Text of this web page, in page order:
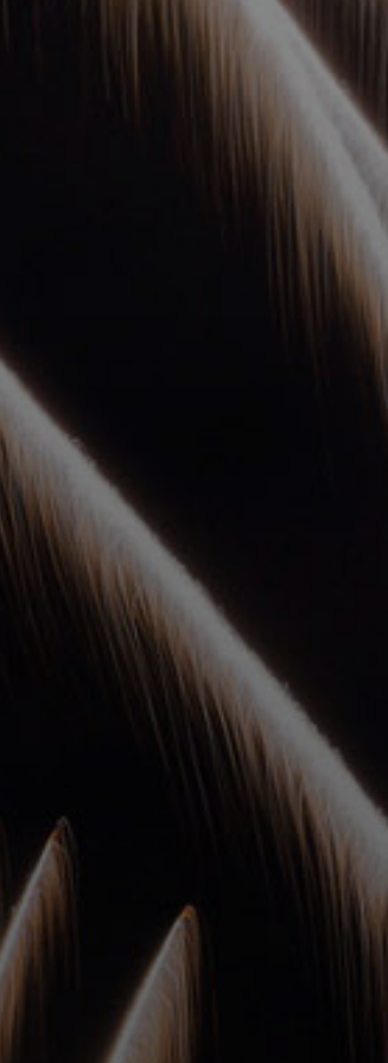
УПОЛНОМОЧЕННЫЕ
АГЕНТЫ